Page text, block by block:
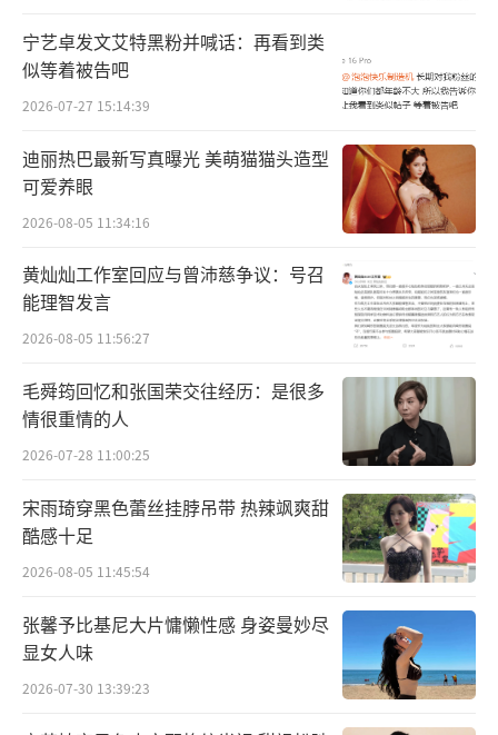
在流媒体主导的时代，《须臾之桥Out of
Service》实体的发行是刘胡轶所坚守的音乐载
体的价值，恰如“须臾之桥”所表达的意义，
愿借以看得见摸得着的音乐实体来成为连接听
众的桥梁。专辑在封面设计之时，刘胡轶邀请
名与人名中国书法字，刘胡轶希望用自己长期
接触喜爱的中国视觉艺术结合这架占据自己生
活大部分的钢琴，完成在视觉上的冲击力。专
辑在黑白的配色中点缀下亮眼的湖蓝，如同黑
白琴键下迸发的音符律动，冲击着你我，唱片
同样为同色系彩胶，呈现一场独特艺术审美与
质感。
实体不仅是听感上的音乐体验承载，更是
一份沉甸甸的心意。除去彩胶外，本次实体设
计中还加入了设计感一脉相承的歌词内页，记
录刘胡轶每首歌曲的创作手记，他将自己的心
路历程拆解成琴键，像是一段段的序言，带领
宁艺卓发文艾特黑粉并喊话：再看到类
似等着被告吧
2026-07-27 15:14:39
迪丽热巴最新写真曝光 美萌猫猫头造型
可爱养眼
2026-08-05 11:34:16
黄灿灿工作室回应与曾沛慈争议：号召
能理智发言
2026-08-05 11:56:27
毛舜筠回忆和张国荣交往经历：是很多
情很重情的人
2026-07-28 11:00:25
宋雨琦穿黑色蕾丝挂脖吊带 热辣飒爽甜
酷感十足
2026-08-05 11:45:54
张馨予比基尼大片慵懒性感 身姿曼妙尽
显女人味
2026-07-30 13:39:23